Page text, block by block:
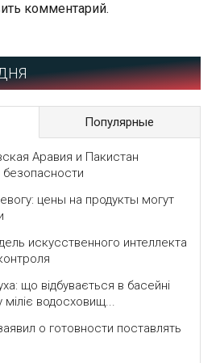
комментарий.
Популярные
Аравия и Пакистан
цены на продукты могут
искусственного интеллекта
що відбувається в басейні
міліє водосховищ...
о готовности поставлять